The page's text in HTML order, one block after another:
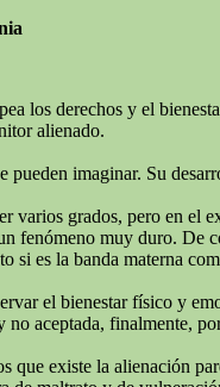
los derechos y el
alienado.
pueden imaginar. Su
varios grados, pero en el
fenómeno muy duro. De
si es la banda materna
el bienestar físico y
no aceptada, finalmente,
que existe la alienación